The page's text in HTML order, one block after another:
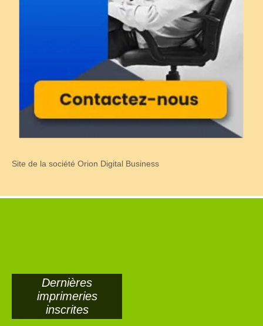
Site de la société Orion Digital Business
Dernières
imprimeries
inscrites